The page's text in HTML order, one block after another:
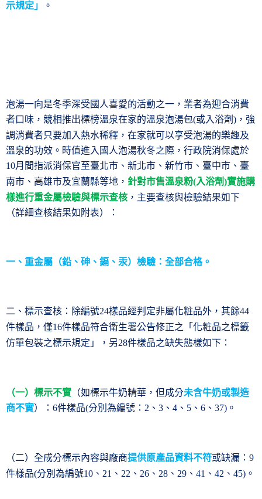
示規定」 。
泡湯一向是冬季深受國人喜愛的活動之一，業者為迎合消費
者口味，競相推出標榜溫泉在家的溫泉泡湯包(或入浴劑) ，強
調消費者只要加入熱水稀釋，在家就可以享受泡湯的樂趣及
溫泉的功效。時值進入國人泡湯秋冬之際，行政院消保處於
10月間指派消保官至臺北市、新北市、新竹市、臺中市、臺
南市、高雄市及宜蘭縣等地， 針對市售溫泉粉(入浴劑)實施購
樣進行重金屬檢驗與標示查核 ，主要查核與檢驗結果如下
（詳細查核結果如附表）：
一、重金屬（鉛、砷、鎘、汞）檢驗：全部合格。
二、標示查核：除編號24樣品經判定非屬化粧品外，其餘44
件樣品，僅16件樣品符合衛生署公告修正之「化粧品之標籤
仿單包裝之標示規定」，另28件樣品之缺失態樣如下：
（一）標示不實 （如標示牛奶精華，但成分未含牛奶或製造
商不實）： 6件樣品(分別為編號： 2 、 3 、 4 、 5 、 6 、 37) 。
（二）全成分標示內容與廠商提供原產品資料不符或缺漏： 9
件樣品(分別為編號10 、 21 、 22 、 26 、 28 、 29 、 41 、 42 、 45) 。